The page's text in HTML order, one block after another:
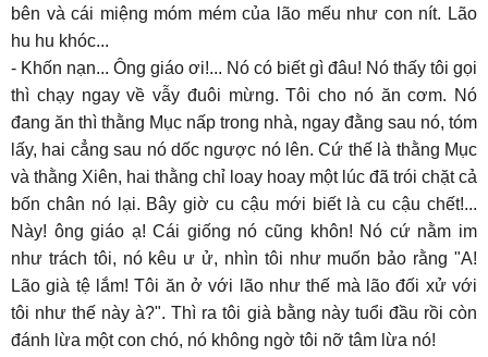
bên và cái miệng móm mém của lão mếu như con nít. Lão
hu hu khóc...
- Khốn nạn... Ông giáo ơi!... Nó có biết gì đâu! Nó thấy tôi gọi
thì chạy ngay về vẫy đuôi mừng. Tôi cho nó ăn cơm. Nó
đang ăn thì thằng Mục nấp trong nhà, ngay đằng sau nó, tóm
lấy, hai cẳng sau nó dốc ngược nó lên. Cứ thế là thằng Mục
và thằng Xiên, hai thằng chỉ loay hoay một lúc đã trói chặt cả
bốn chân nó lại. Bây giờ cu cậu mới biết là cu cậu chết!...
Này! ông giáo ạ! Cái giống nó cũng khôn! Nó cứ nằm im
như trách tôi, nó kêu ư ử, nhìn tôi như muốn bảo rằng "A!
Lão già tệ lắm! Tôi ăn ở với lão như thế mà lão đối xử với
tôi như thế này à?". Thì ra tôi già bằng này tuổi đầu rồi còn
đánh lừa một con chó, nó không ngờ tôi nỡ tâm lừa nó!